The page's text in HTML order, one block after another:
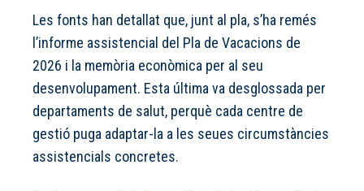
Les fonts han detallat que, junt al pla, s’ha remés
l’informe assistencial del Pla de Vacacions de
2026 i la memòria econòmica per al seu
desenvolupament. Esta última va desglossada per
departaments de salut, perquè cada centre de
gestió puga adaptar-la a les seues circumstàncies
assistencials concretes.